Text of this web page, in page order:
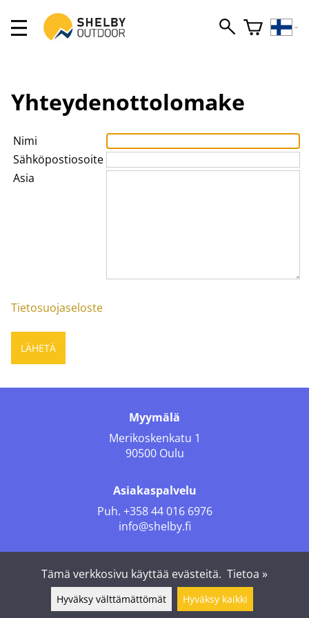
Yhteydenottolomake
Nimi
Sähköpostiosoite
Asia
Tietosuojaseloste
Myymälä
Merikoskenkatu 1
90500 Oulu
Asiakaspalvelu
Puh. +358 44 016 6976
info@shelby.fi
Tämä verkkosivu käyttää evästeitä. Tietoa »
Hyväksy välttämättömät Hyväksy kaikki